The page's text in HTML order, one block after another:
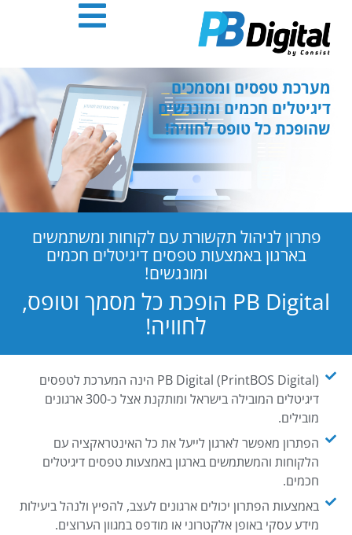
אנטר
מערכת טפסים ומסמכים
דיגיטלים חכמים ומונגשים
שהופכת כל טופס לחוויה!
פתרון לניהול תקשורת עם לקוחות ומשתמשים
בארגון באמצעות טפסים דיגיטלים חכמים
ומונגשים!
PB Digital הופכת כל מסמך וטופס,
לחוויה!
PB Digital (PrintBOS Digital) הינה המערכת לטפסים
דיגיטלים המובילה בישראל ומותקנת אצל כ-300 ארגונים
מובילים.
הפתרון מאפשר לארגון לייעל את כל האינטראקציה עם
הלקוחות והמשתמשים בארגון באמצעות טפסים דיגיטלים
חכמים.
באמצעות הפתרון יכולים ארגונים לעצב, להפיץ ולנהל ביעילות
מידע עסקי באופן אלקטרוני או מודפס במגוון הערוצים.